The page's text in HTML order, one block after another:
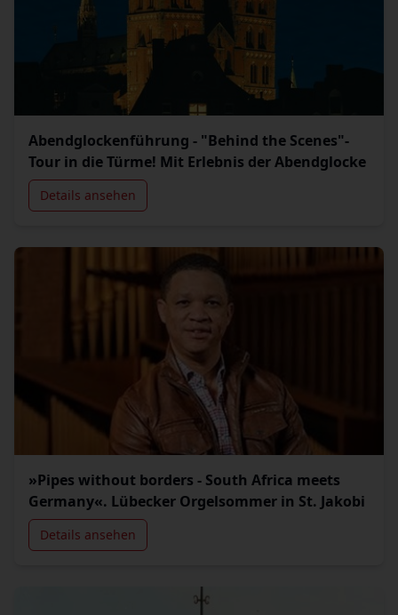
Abendglockenführung - "Behind the Scenes"-
Tour in die Türme! Mit Erlebnis der Abendglocke
Details ansehen
»Pipes without borders - South Africa meets
Germany«. Lübecker Orgelsommer in St. Jakobi
Details ansehen